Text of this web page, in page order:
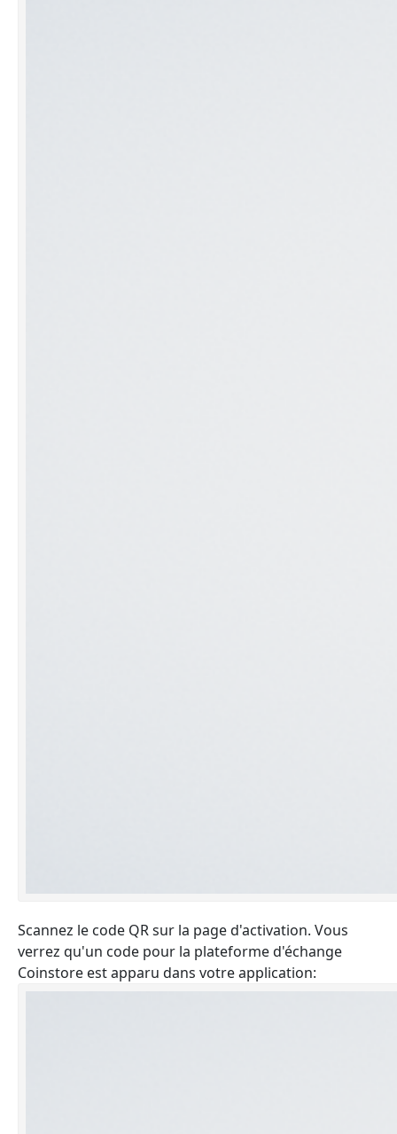
Scannez le code QR sur la page d'activation. Vous
verrez qu'un code pour la plateforme d'échange
Coinstore est apparu dans votre application: